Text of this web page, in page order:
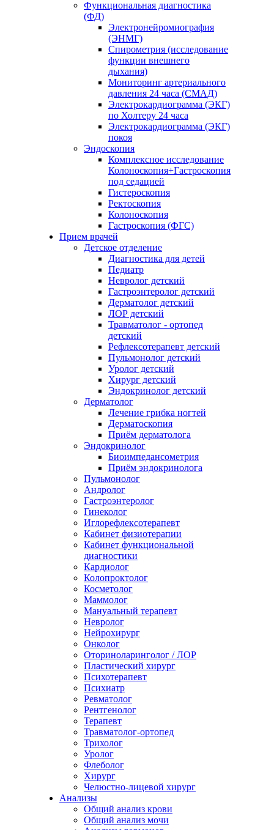
Функциональная диагностика
(ФД)
Электронейромиография
(ЭНМГ)
Спирометрия (исследование
функции внешнего
дыхания)
Мониторинг артериального
давления 24 часа (СМАД)
Электрокардиограмма (ЭКГ)
по Холтеру 24 часа
Электрокардиограмма (ЭКГ)
покоя
Эндоскопия
Комплексное исследование
Колоноскопия+Гастроскопия
под седацией
Гистероскопия
Ректоскопия
Колоноскопия
Гастроскопия (ФГС)
Прием врачей
Детское отделение
Диагностика для детей
Педиатр
Невролог детский
Гастроэнтеролог детский
Дерматолог детский
ЛОР детский
Травматолог - ортопед
детский
Рефлексотерапевт детский
Пульмонолог детский
Уролог детский
Хирург детский
Эндокринолог детский
Дерматолог
Лечение грибка ногтей
Дерматоскопия
Приём дерматолога
Эндокринолог
Биоимпедансометрия
Приём эндокринолога
Пульмонолог
Андролог
Гастроэнтеролог
Гинеколог
Иглорефлексотерапевт
Кабинет физиотерапии
Кабинет функциональной
диагностики
Кардиолог
Колопроктолог
Косметолог
Маммолог
Мануальный терапевт
Невролог
Нейрохирург
Онколог
Оториноларинголог / ЛОР
Пластический хирург
Психотерапевт
Психиатр
Ревматолог
Рентгенолог
Терапевт
Травматолог-ортопед
Трихолог
Уролог
Флеболог
Хирург
Челюстно-лицевой хирург
Анализы
Общий анализ крови
Общий анализ мочи